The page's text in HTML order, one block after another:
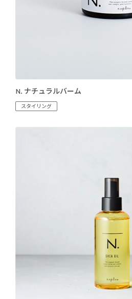
N. ナチュラルバーム
スタイリング